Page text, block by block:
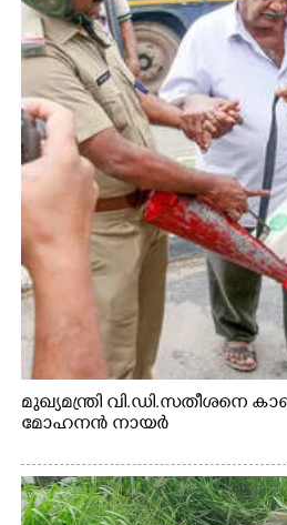
മുഖ്യമന്ത്രി വി.ഡി.സതീശനെ
മോഹനൻ നായർ